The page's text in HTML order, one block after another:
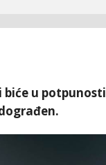
biće u potpunosti